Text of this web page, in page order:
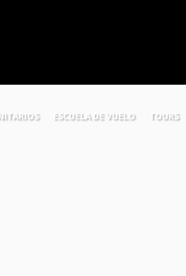
ESCUELA DE VUELO TOURS